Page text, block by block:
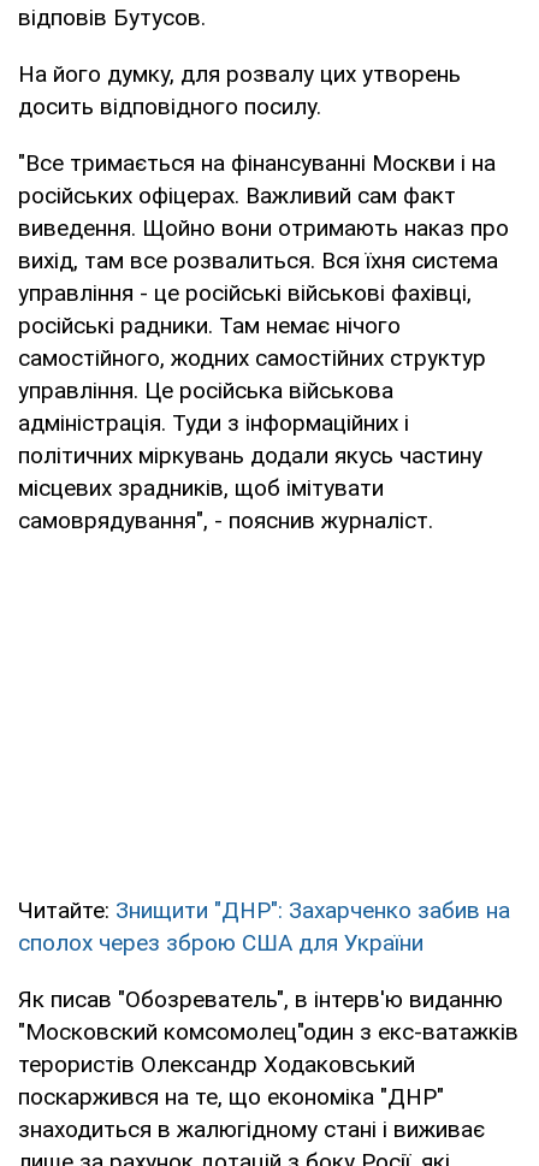
відповів Бутусов.
На його думку, для розвалу цих утворень
досить відповідного посилу.
"Все тримається на фінансуванні Москви і на
російських офіцерах. Важливий сам факт
виведення. Щойно вони отримають наказ про
вихід, там все розвалиться. Вся їхня система
управління - це російські військові фахівці,
російські радники. Там немає нічого
самостійного, жодних самостійних структур
управління. Це російська військова
адміністрація. Туди з інформаційних і
політичних міркувань додали якусь частину
місцевих зрадників, щоб імітувати
самоврядування", - пояснив журналіст.
Читайте: Знищити "ДНР": Захарченко забив на
сполох через зброю США для України
Як писав "Обозреватель", в інтерв'ю виданню
"Московский комсомолец"один з екс-ватажків
терористів Олександр Ходаковський
поскаржився на те, що економіка "ДНР"
знаходиться в жалюгідному стані і виживає